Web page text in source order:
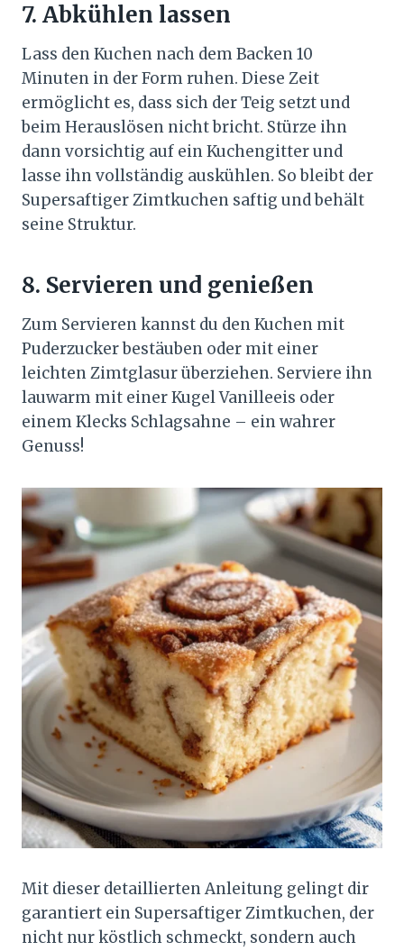
7. Abkühlen lassen
Lass den Kuchen nach dem Backen 10
Minuten in der Form ruhen. Diese Zeit
ermöglicht es, dass sich der Teig setzt und
beim Herauslösen nicht bricht. Stürze ihn
dann vorsichtig auf ein Kuchengitter und
lasse ihn vollständig auskühlen. So bleibt der
Supersaftiger Zimtkuchen saftig und behält
seine Struktur.
8. Servieren und genießen
Zum Servieren kannst du den Kuchen mit
Puderzucker bestäuben oder mit einer
leichten Zimtglasur überziehen. Serviere ihn
lauwarm mit einer Kugel Vanilleeis oder
einem Klecks Schlagsahne – ein wahrer
Genuss!
Mit dieser detaillierten Anleitung gelingt dir
garantiert ein Supersaftiger Zimtkuchen, der
nicht nur köstlich schmeckt, sondern auch